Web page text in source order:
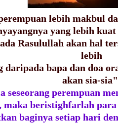
lebih makbul
yang lebih
Rasulullah akan hal
lebih
daripada bapa dan doa
akan sia-
seseorang perempuan
maka beristighfarlah
baginya setiap hari